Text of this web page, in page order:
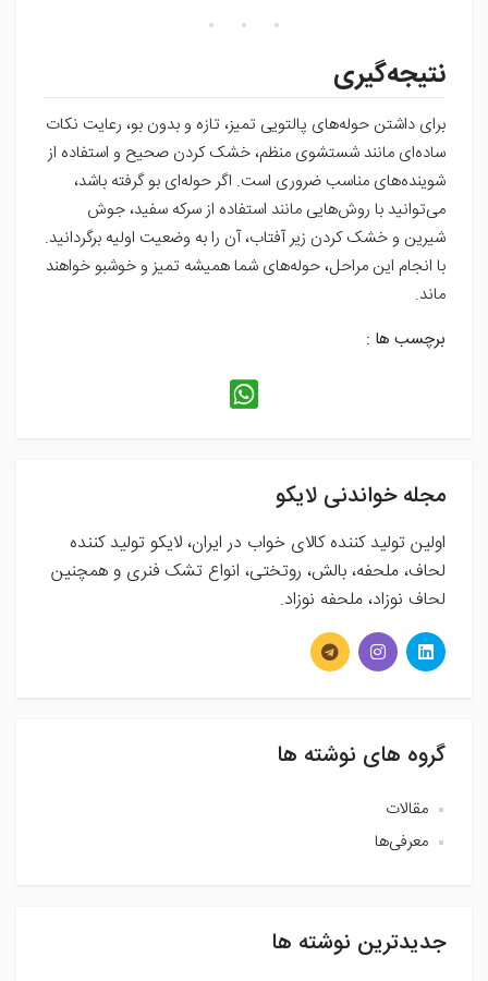
نتیجه‌گیری
برای داشتن حوله‌های پالتویی تمیز، تازه و بدون بو، رعایت نکات
ساده‌ای مانند شستشوی منظم، خشک کردن صحیح و استفاده از
شوینده‌های مناسب ضروری است. اگر حوله‌ای بو گرفته باشد،
می‌توانید با روش‌هایی مانند استفاده از سرکه سفید، جوش
شیرین و خشک کردن زیر آفتاب، آن را به وضعیت اولیه برگردانید.
با انجام این مراحل، حوله‌های شما همیشه تمیز و خوشبو خواهند
ماند.
برچسب ها :
مجله خواندنی لایکو
اولین تولید کننده کالای خواب در ایران، لایکو تولید کننده
لحاف، ملحفه، بالش، روتختی، انواع تشک فنری و همچنین
لحاف نوزاد، ملحفه نوزاد.
گروه های نوشته ها
مقالات
معرفی‌ها
جدیدترین نوشته ها